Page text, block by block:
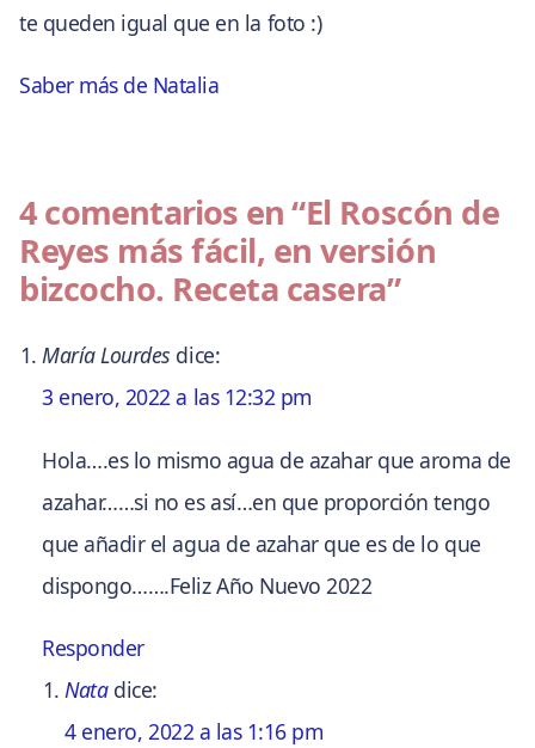
te queden igual que en la foto :)
Saber más de Natalia
4 comentarios en“El Roscón de
Reyes más fácil, en versión
bizcocho. Receta casera”
María Lourdes dice:
3 enero, 2022 a las 12:32 pm
Hola….es lo mismo agua de azahar que aroma de
azahar……si no es así…en que proporción tengo
que añadir el agua de azahar que es de lo que
dispongo…….Feliz Año Nuevo 2022
Responder
Nata dice:
4 enero, 2022 a las 1:16 pm